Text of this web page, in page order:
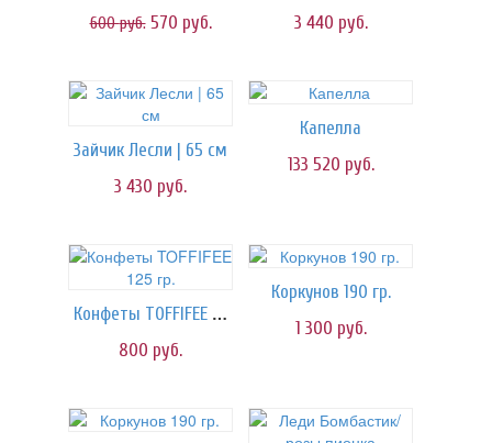
600руб. 570 руб. 3 440 руб.
Зайчик Лесли | 65 см
3 430 руб.
Капелла
133 520 руб.
Конфеты TOFFIFEE 125 гр.
800 руб.
Коркунов 190 гр.
1 300 руб.